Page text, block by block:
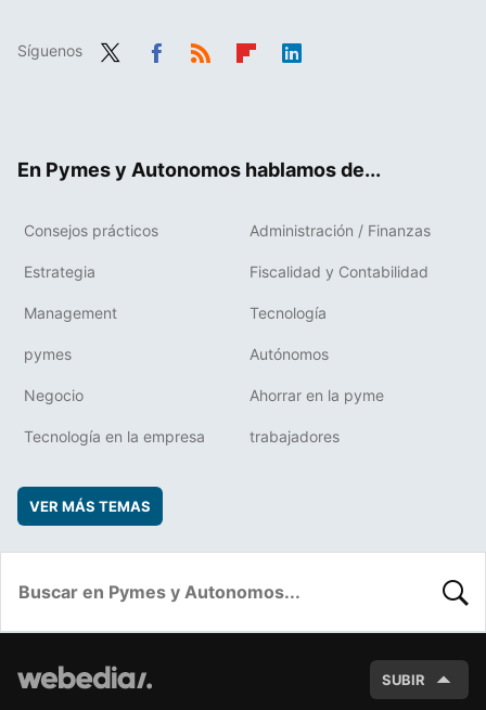
Síguenos
En Pymes y Autonomos hablamos de...
Consejos prácticos Administración / Finanzas
Estrategia Fiscalidad y Contabilidad
Management Tecnología
pymes Autónomos
Negocio Ahorrar en la pyme
Tecnología en la empresa trabajadores
VER MÁS TEMAS
SUBIR